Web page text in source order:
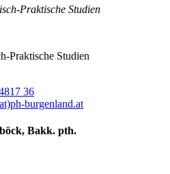
Praktische Studien
Praktische Studien
36
burgenland.at
Bakk. pth.